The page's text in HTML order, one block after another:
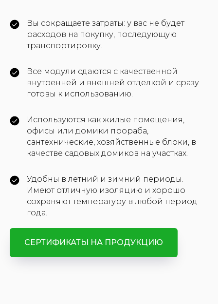
Вы сокращаете затраты: у вас не будет
расходов на покупку, последующую
транспортировку.
Все модули сдаются с качественной
внутренней и внешней отделкой и сразу
готовы к использованию.
Используются как жилые помещения,
офисы или домики прораба,
сантехнические, хозяйственные блоки, в
качестве садовых домиков на участках.
Удобны в летний и зимний периоды.
Имеют отличную изоляцию и хорошо
сохраняют температуру в любой период
года.
СЕРТИФИКАТЫ НА ПРОДУКЦИЮ
ОСТАВИТЬ ЗАЯВКУ
Фото по запросу
2
Отправляем фото и видео
конкретной бытовки по запросу
3
Составляем договор и проводим